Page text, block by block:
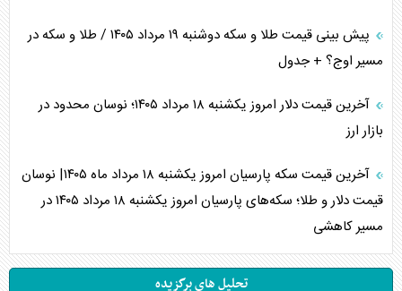
پیش بینی قیمت طلا و سکه دوشنبه ۱۹ مرداد ۱۴۰۵ / طلا و سکه در
مسیر اوج؟ + جدول
آخرین قیمت دلار امروز یکشنبه ۱۸ مرداد ۱۴۰۵؛ نوسان محدود در
بازار ارز
آخرین قیمت سکه پارسیان امروز یکشنبه ۱۸ مرداد ماه ۱۴۰۵| نوسان
قیمت دلار و طلا؛ سکه‌های پارسیان امروز یکشنبه ۱۸ مرداد ۱۴۰۵ در
مسیر کاهشی
تحلیل های برگزیده